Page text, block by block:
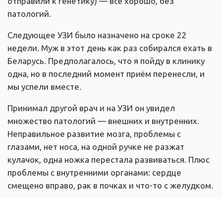
патологий.
Следующее УЗИ было назначено на сроке 22
недели. Муж в этот день как раз собирался ехать в
Беларусь. Предполагалось, что я пойду в клинику
одна, но в последний момент приём перенесли, и
мы успели вместе.
Принимал другой врач и на УЗИ он увидел
множество патологий — внешних и внутренних.
Неправильное развитие мозга, проблемы с
глазами, нет носа, на одной ручке не разжат
кулачок, одна ножка перестала развиваться. Плюс
проблемы с внутренними органами: сердце
смещено вправо, рак в почках и что-то с желудком.